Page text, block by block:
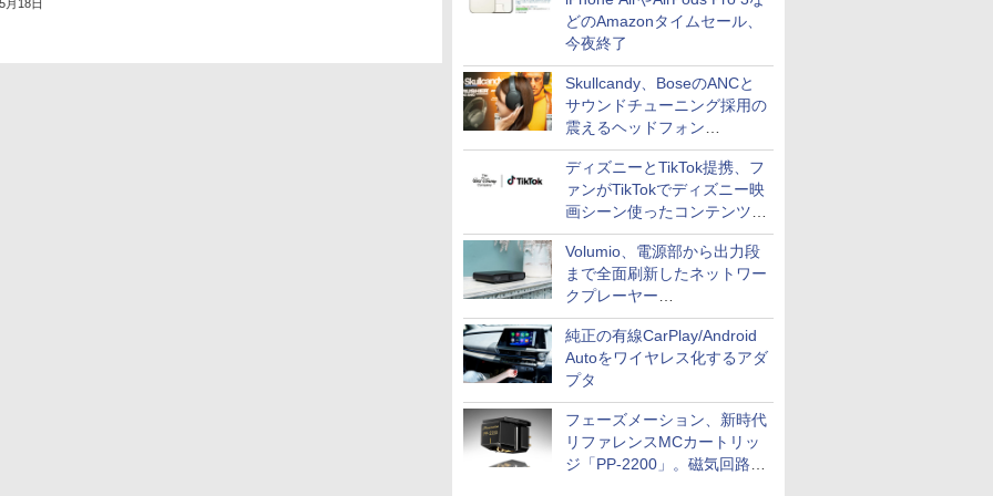
どのAmazonタイムセール、
今夜終了
Skullcandy、BoseのANCと
サウンドチューニング採用の
震えるヘッドフォン
「Crusher 1080 ANC」
ディズニーとTikTok提携、フ
ァンがTikTokでディズニー映
画シーン使ったコンテンツ制
作、Disney+にも配信
Volumio、電源部から出力段
まで全面刷新したネットワー
クプレーヤー
「Primo（2026）」
純正の有線CarPlay/Android
Autoをワイヤレス化するアダ
プタ
フェーズメーション、新時代
リファレンスMCカートリッ
ジ「PP-2200」。磁気回路や
月18日